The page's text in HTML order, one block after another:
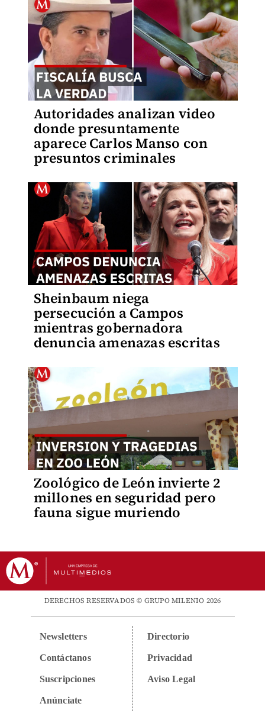
Autoridades analizan video
donde presuntamente
aparece Carlos Manso con
presuntos criminales
Sheinbaum niega
persecución a Campos
mientras gobernadora
denuncia amenazas escritas
Zoológico de León invierte 2
millones en seguridad pero
fauna sigue muriendo
DERECHOS RESERVADOS © GRUPO MILENIO 2026
Newsletters
Contáctanos
Suscripciones
Anúnciate
Directorio
Privacidad
Aviso Legal